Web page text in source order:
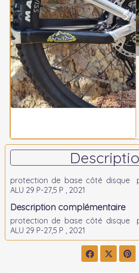
protection de base côté disque
ALU 29 P-27,5 P , 2021
Description complémentaire
protection de base côté disque
ALU 29 P-27,5 P , 2021